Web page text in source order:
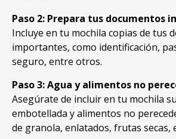
Paso 2: Prepara tus documentos
Incluye en tu mochila copias de tus
importantes, como identificación,
seguro, entre otros.
Paso 3: Agua y alimentos no
Asegúrate de incluir en tu mochila
embotellada y alimentos no
de granola, enlatados, frutas secas,